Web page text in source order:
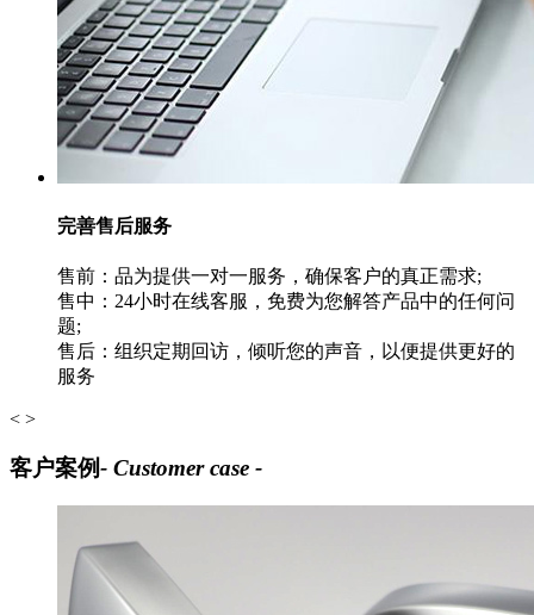
完善售后服务
售前：品为提供一对一服务，确保客户的真正需求;
售中：24小时在线客服，免费为您解答产品中的任何问
题;
售后：组织定期回访，倾听您的声音，以便提供更好的
服务
< >
客户案例- Customer case -